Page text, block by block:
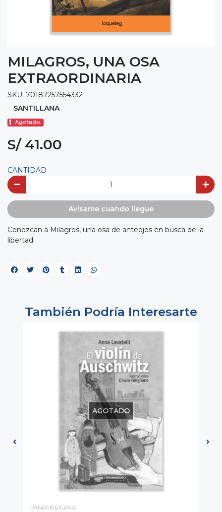
MILAGROS, UNA OSA
EXTRAORDINARIA
SKU: 70187257554332
SANTILLANA
Agotado.
S/ 41.00
CANTIDAD
Avísame cuando llegue
Conozcan a Milagros, una osa de anteojos en busca de la
libertad.
También Podría Interesarte
AGOTADO
PANAMERICANA